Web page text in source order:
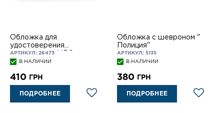
Обложка для
удостоверения
сотрудников УДО
АРТИКУЛ: 26473
В НАЛИЧИИ
410 ГРН
ПОДРОБНЕЕ
Обложка с шевроном "
Полиция"
АРТИКУЛ: 5135
В НАЛИЧИИ
380 ГРН
ПОДРОБНЕЕ